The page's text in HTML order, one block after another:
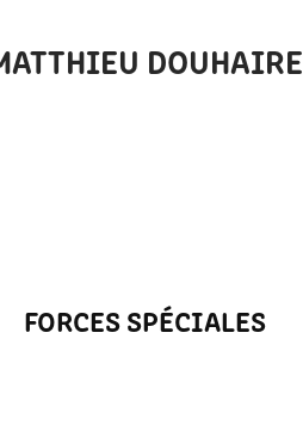
DOUHAIRE
FORCES SPÉCIALES